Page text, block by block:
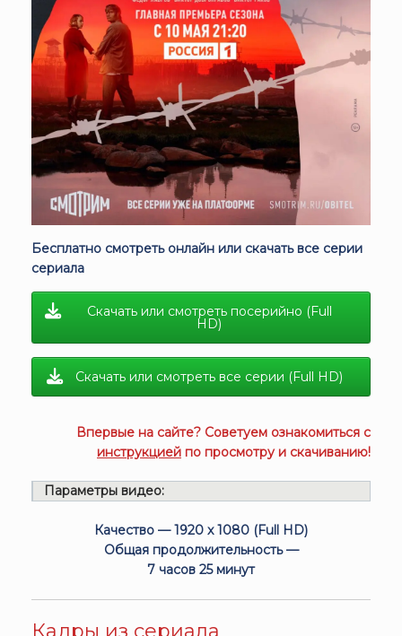
Бесплатно смотреть онлайн или скачать все серии
сериала
Скачать или смотреть посерийно (Full
HD)
Скачать или смотреть все серии (Full HD)
Впервые на сайте? Советуем ознакомиться с
инструкцией по просмотру и скачиванию!
Параметры видео:
Качество — 1920 x 1080 (Full HD)
Общая продолжительность —
7 часов 25 минут
Кадры из сериала